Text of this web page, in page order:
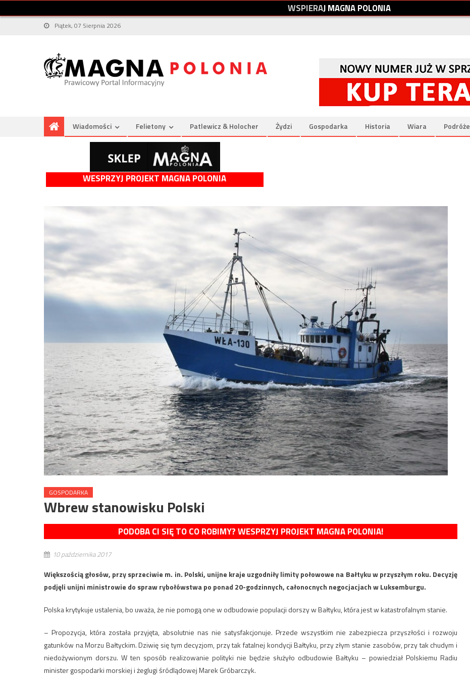
WSPIERAJMAGNAPOLONIA
Piątek, 07 Sierpnia 2026
Wiadomości Felietony Patlewicz & Holocher Żydzi Gospodarka Historia Wiara Podróże
WESPRZYJ PROJEKT MAGNA POLONIA
GOSPODARKA
Wbrew stanowisku Polski
PODOBA CI SIĘ TO CO ROBIMY? WESPRZYJ PROJEKT MAGNA POLONIA!
10 października 2017
Większością głosów, przy sprzeciwie m. in. Polski, unijne kraje uzgodniły limity połowowe na Bałtyku w przyszłym roku. Decyzję
podjęli unijni ministrowie do spraw rybołówstwa po ponad 20-godzinnych, całonocnych negocjacjach w Luksemburgu.
Polska krytykuje ustalenia, bo uważa, że nie pomogą one w odbudowie populacji dorszy w Bałtyku, która jest w katastrofalnym stanie.
– Propozycja, która została przyjęta, absolutnie nas nie satysfakcjonuje. Przede wszystkim nie zabezpiecza przyszłości i rozwoju
gatunków na Morzu Bałtyckim. Dziwię się tym decyzjom, przy tak fatalnej kondycji Bałtyku, przy złym stanie zasobów, przy tak chudym i
niedożywionym dorszu. W ten sposób realizowanie polityki nie będzie służyło odbudowie Bałtyku – powiedział Polskiemu Radiu
minister gospodarki morskiej i żeglugi śródlądowej Marek Gróbarczyk.